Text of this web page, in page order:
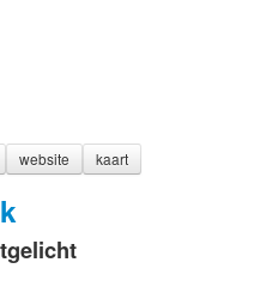
website kaart